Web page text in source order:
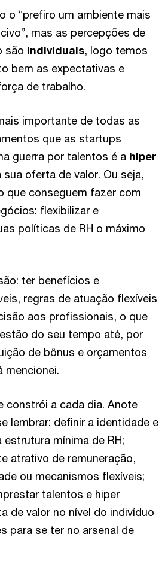
o “prefiro um ambiente mais
mas as percepções de
são individuais, logo temos
bem as expectativas e
de trabalho.
importante de todas as
que as startups
guerra por talentos é a hiper
sua oferta de valor. Ou seja,
que conseguem fazer com
flexibilizar e
políticas de RH o máximo
ter benefícios e
regras de atuação flexíveis
aos profissionais, o que
do seu tempo até, por
de bônus e orçamentos
mencionei.
constrói a cada dia. Anote
lembrar: definir a identidade e
mínima de RH;
atrativo de remuneração,
ou mecanismos flexíveis;
talentos e hiper
de valor no nível do indivíduo
para se ter no arsenal de